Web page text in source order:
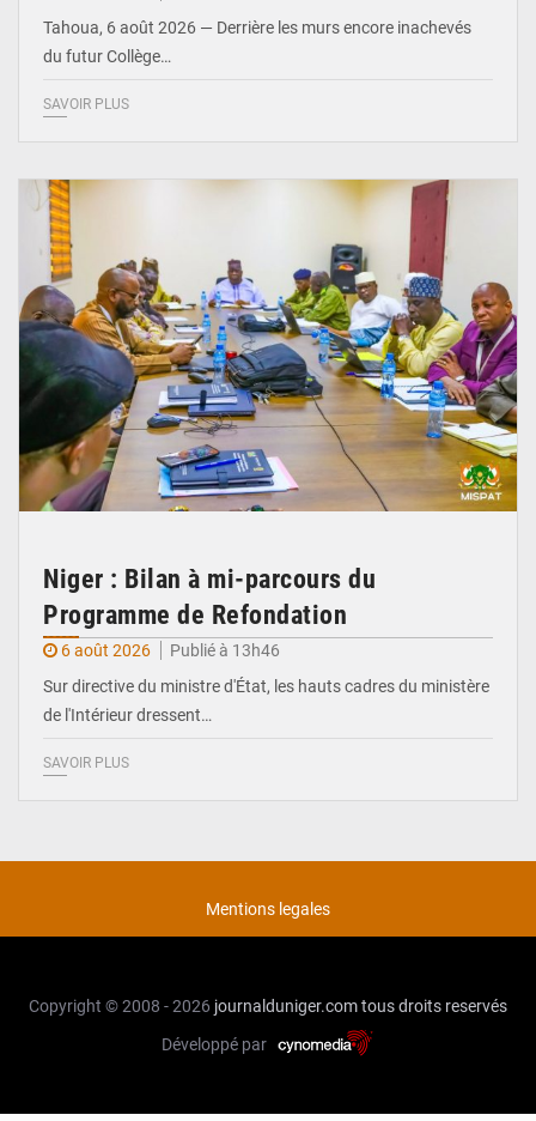
Tahoua, 6 août 2026 — Derrière les murs encore inachevés
du futur Collège…
SAVOIR PLUS
Niger : Bilan à mi-parcours du
Programme de Refondation
6 août 2026
Publié à 13h46
Sur directive du ministre d'État, les hauts cadres du ministère
de l'Intérieur dressent…
SAVOIR PLUS
Mentions legales
Copyright © 2008 - 2026 journalduniger.comtous droits reservés
Développé par